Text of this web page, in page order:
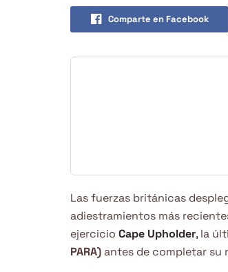
Comparte en Facebook
Las fuerzas británicas
adiestramientos más
ejercicio Cape Upholder, la
PARA)antes de completar su